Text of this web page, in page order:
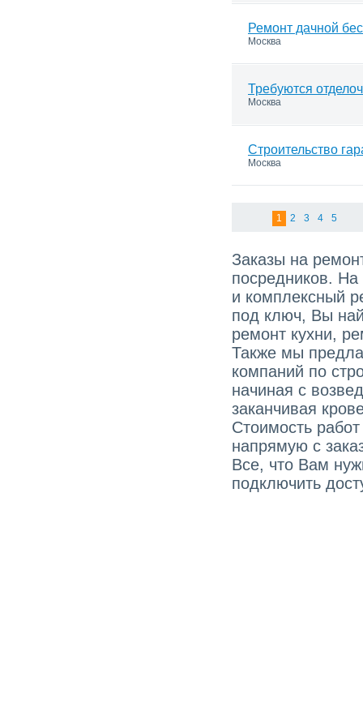
Ремонт дачной
Москва
Требуются
Москва
Строительство
Москва
1 2 3 4 5
Заказы на
посредников.
и комплексный
под ключ, Вы
ремонт кухни,
Также мы
компаний по
начиная с
заканчивая
Стоимость
напрямую с
Все, что Вам
подключить